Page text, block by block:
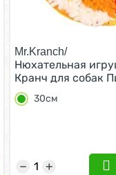
Mr.Kranch/
Нюхательная
Кранч для собак
Итальяно 30см
30см
+
−